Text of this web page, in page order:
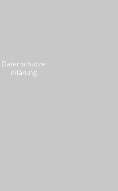
Datenschutze
rklärung